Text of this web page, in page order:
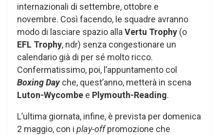
internazionali di settembre, ottobre e
novembre. Così facendo, le squadre avranno
modo di lasciare spazio alla Vertu Trophy (o
EFL Trophy, ndr) senza congestionare un
calendario già di per sé molto ricco.
Confermatissimo, poi, l’appuntamento col
Boxing Dayche, quest’anno, metterà in scena
Luton-Wycombe e Plymouth-Reading.
L’ultima giornata, infine, è prevista per domenica
2 maggio, con i play-offpromozione che